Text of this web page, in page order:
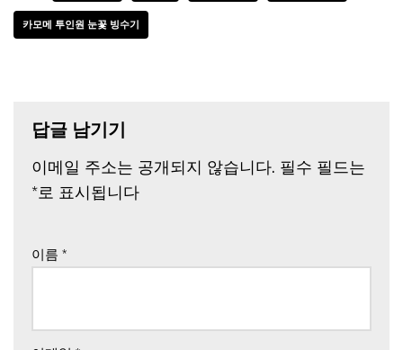
카모메 투인원 눈꽃 빙수기
답글 남기기
이메일 주소는 공개되지 않습니다. 필수 필드는
*로 표시됩니다
이름 *